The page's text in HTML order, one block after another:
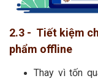
2.3 - Tiết kiệm
phẩm offline
Thay vì tốn